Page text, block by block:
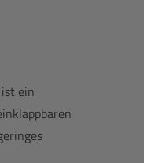
ein